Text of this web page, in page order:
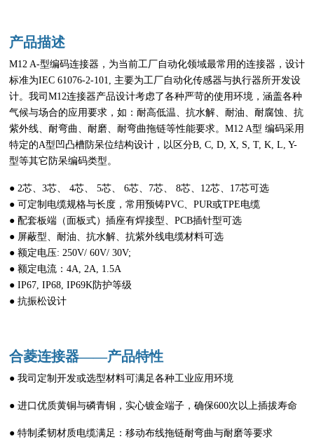
产品描述
M12 A-型编码连接器，为当前工厂自动化领域最常用的连接器，设计
标准为IEC 61076-2-101, 主要为工厂自动化传感器与执行器所开发设
计。我司M12连接器产品设计考虑了各种严苛的使用环境，涵盖各种
气候与场合的应用要求，如：耐高低温、抗水解、耐油、耐腐蚀、抗
紫外线、耐弯曲、耐磨、耐弯曲拖链等性能要求。M12 A型 编码采用
特定的A型凹凸槽防呆位结构设计，以区分B, C, D, X, S, T, K, L, Y-
型等其它防呆编码类型。
● 2芯、3芯、 4芯、 5芯、 6芯、7芯、 8芯、12芯、17芯可选
● 可定制电缆规格与长度，常用预铸PVC、PUR或TPE电缆
● 配套板端（面板式）插座有焊接型、PCB插针型可选
● 屏蔽型、耐油、抗水解、抗紫外线电缆材料可选
● 额定电压: 250V/ 60V/ 30V;
● 额定电流：4A, 2A, 1.5A
● IP67, IP68, IP69K防护等级
● 抗振松设计
合菱连接器——产品特性
● 我司定制开发或选型材料可满足各种工业应用环境
● 进口优质黄铜与磷青铜，实心镀金端子，确保600次以上插拔寿命
● 特制柔韧材质电缆满足：移动布线拖链耐弯曲与耐磨等要求